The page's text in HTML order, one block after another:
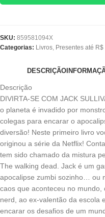
SKU: 859581094X
Categorias: Livros, Presentes até
DESCRIÇÃO
Descrição
DIVIRTA-SE COM JACK
o planeta é invadido por
colegas para encarar o
diversão! Neste primeiro livro
originou a série da Netflix!
tem sido chamado da mistura
The walking dead. Jack é um
apocalipse zumbi sozinho… ou
caos que aconteceu no
nerd, ao ex-valentão da escola
encarar os desafios de um